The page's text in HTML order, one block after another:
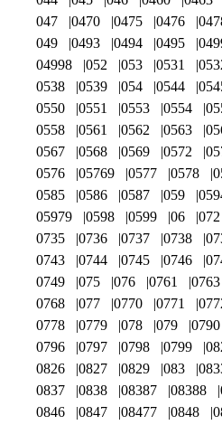
047
0470 0475 0476
049
0493 0494 0495
04998
052 053 0531
0538
0539 054 0544
0550
0551 0553 0554
0558
0561 0562 0563
0567
0568 0569 0572
0576
05769 0577 0578
0585
0586 0587 059
05979
0598 0599 06 072
0735
0736 0737 0738
0743
0744 0745 0746
0749
075 076 0761 0763
0768
077 0770 0771
0778
0779 078 079 0790
0796
0797 0798 0799
0826
0827 0829 083
0837
0838 08387 08388
0846
0847 08477 0848